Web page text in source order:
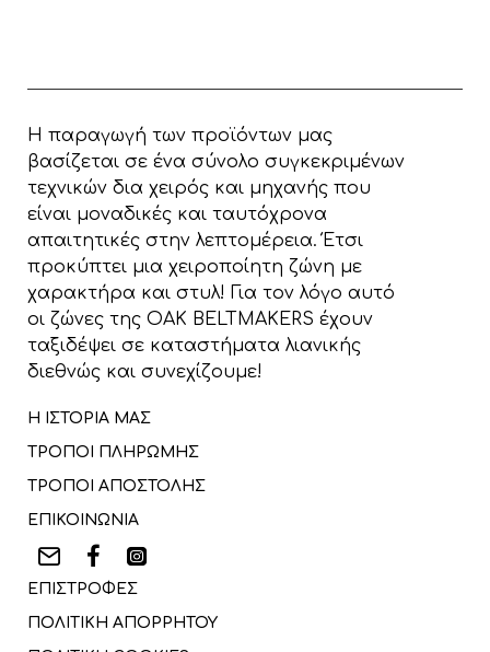
Η παραγωγή των προϊόντων μας
βασίζεται σε ένα σύνολο συγκεκριμένων
τεχνικών δια χειρός και μηχανής που
είναι μοναδικές και ταυτόχρονα
απαιτητικές στην λεπτομέρεια. Έτσι
προκύπτει μια χειροποίητη ζώνη με
χαρακτήρα και στυλ! Για τον λόγο αυτό
οι ζώνες της OAK BELTMAKERS έχουν
ταξιδέψει σε καταστήματα λιανικής
διεθνώς και συνεχίζουμε!
Η ΙΣΤΟΡΙΑ ΜΑΣ
ΤΡΟΠΟΙ ΠΛΗΡΩΜΗΣ
ΤΡΟΠΟΙ ΑΠΟΣΤΟΛΗΣ
ΕΠΙΚΟΙΝΩΝΙΑ
ΕΠΙΣΤΡΟΦΕΣ
ΠΟΛΙΤΙΚΗ ΑΠΟΡΡΗΤΟΥ